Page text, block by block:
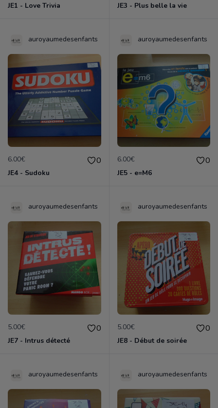
JE1 - Love Trivia JE3 - Plus belle la vie
auroyaumedesenfants
6.00€ 0
JE4 - Sudoku
auroyaumedesenfants
6.00€ 0
JE5 - e=M6
auroyaumedesenfants
5.00€ 0
JE7 - Intrus détecté
auroyaumedesenfants
5.00€ 0
JE8 - Début de soirée
auroyaumedesenfants auroyaumedesenfants